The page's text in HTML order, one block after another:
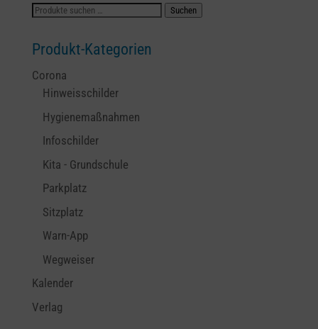
Suchen
Suchen
Produkt-Kategorien
Corona
Hinweisschilder
Hygienemaßnahmen
Infoschilder
Kita - Grundschule
Parkplatz
Sitzplatz
Warn-App
Wegweiser
Kalender
Verlag